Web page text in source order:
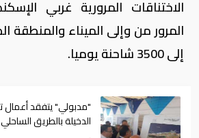
الاختناقات المرورية غربي
المرور من وإلى الميناء والمنطقة
إلى 3500 شاحنة يوميا.
"مدبولي" يتفقد أعمال
الدخيلة بالطريق الساحلي